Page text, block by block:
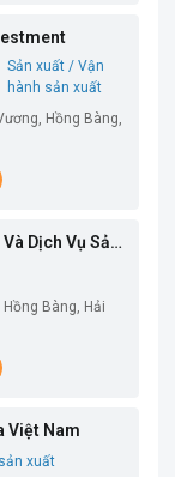
Sản xuất / Vận
hành sản xuất
Hồng Bàng,
Dịch Vụ Sản
Bàng, Hải
Việt Nam
xuất